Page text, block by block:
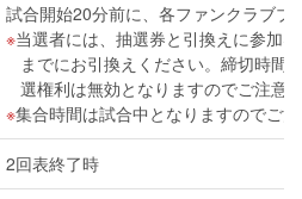
試合開始20分前に、各ファンクラブブ
当選者には、抽選券と引換えに参加
までにお引換えください。締切時間
選権利は無効となりますのでご注意
集合時間は試合中となりますのでご
2回表終了時